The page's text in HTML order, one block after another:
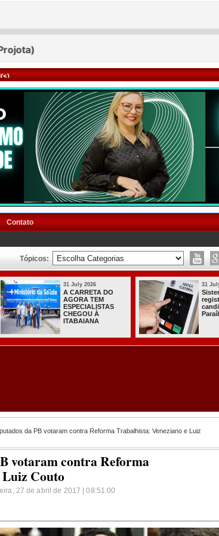
Contato
Tópicos:
DO
TEM
À
31 July 2026
Sistema do TSE
registra primeiras
candidaturas na
da PB votaram contra Reforma Trabalhista: Veneziano e Luiz
votaram contra Reforma
Couto
27 de abril de 2017 | 08:51:00